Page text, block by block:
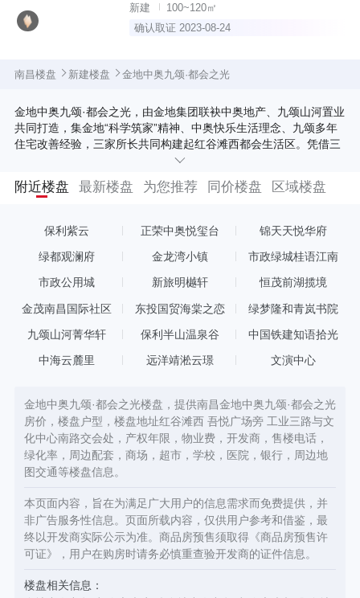
新建
100~120㎡
确认取证 2023-08-24
南昌楼盘 新建楼盘 金地中奥九颂·都会之光
金地中奥九颂·都会之光，由金地集团联袂中奥地产、九颂山河置业
共同打造，集金地“科学筑家”精神、中奥快乐生活理念、九颂多年
住宅改善经验，三家所长共同构建起红谷滩西都会生活区。凭借三
大品牌的实力与经验，共同拉开红谷滩西后CBD时代大幕，奏响都
路与文化中心南路交会处，近揽欣悦湖公园优越生态资源。区域标
文化中心包含科技馆、文化馆、图书馆、博物馆、剧院等，为区域
生活构建更丰富的人文体验。欣悦湖生态湿地公园，集合体育运
动、文艺休闲、生态湿地三大主题板块，是全面的现代化城市休闲
花之间，成就真正献给生活的都会区。 项目总占地约106亩，总开
发建筑面积约27.3万方，由12栋高层组成，小区共2132户，社区配
附近楼盘 最新楼盘 为您推荐 同价楼盘 区域楼盘
保利紫云 正荣中奥悦玺台 锦天天悦华府
绿都观澜府 金龙湾小镇 市政绿城桂语江南
市政公用城 新旅明樾轩 恒茂前湖揽境
金茂南昌国际社区 东投国贸海棠之恋 绿梦隆和青岚书院
九颂山河菁华轩 保利半山温泉谷 中国铁建知语拾光
中海云麓里 远洋靖淞云璟 文演中心
金地中奥九颂·都会之光楼盘，提供南昌金地中奥九颂·都会之光
房价，楼盘户型，楼盘地址红谷滩西 吾悦广场旁 工业三路与文
化中心南路交会处，产权年限，物业费，开发商，售楼电话，
绿化率，周边配套，商场，超市，学校，医院，银行，周边地
图交通等楼盘信息。
本页面内容，旨在为满足广大用户的信息需求而免费提供，并
非广告服务性信息。页面所载内容，仅供用户参考和借鉴，最
终以开发商实际公示为准。商品房预售须取得《商品房预售许
可证》，用户在购房时请务必慎重查验开发商的证件信息。
楼盘相关信息：